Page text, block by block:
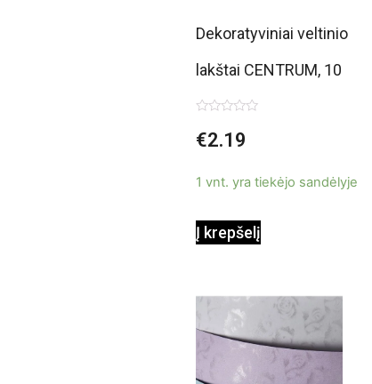
Dekoratyviniai veltinio
lakštai CENTRUM, 10
spalvų, A4
0
iš
€2.19
1 vnt. yra tiekėjo sandėlyje
Į krepšelį